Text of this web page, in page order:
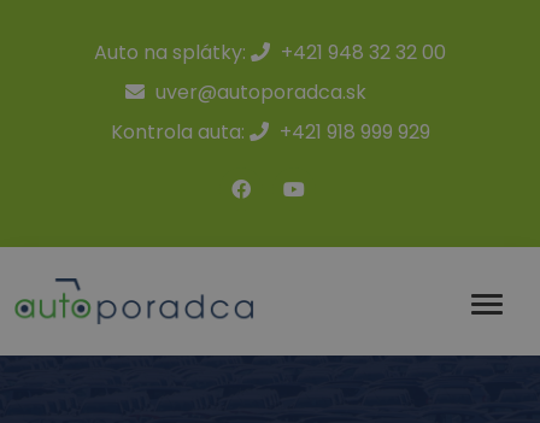
Auto na splátky:
+421 948 32 32 00
uver@autoporadca.sk
Kontrola auta:
+421 918 999 929